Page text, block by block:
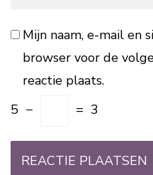
Mijn naam, e-mail en
browser voor de
reactie plaats.
5 − = 3